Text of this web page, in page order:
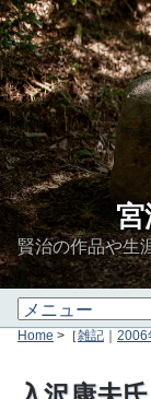
賢治の作品や生
Home >［雑記 ｜ 2006